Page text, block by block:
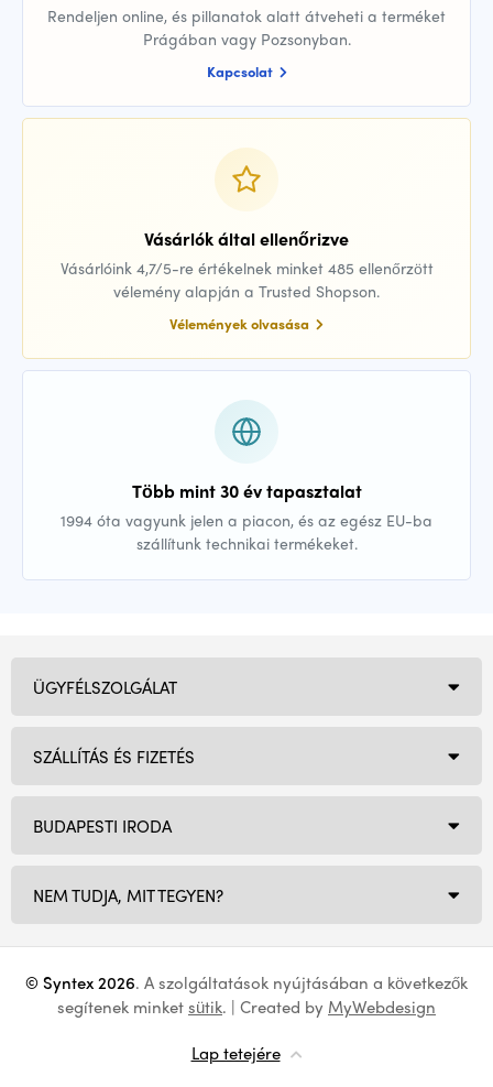
Rendeljen online, és pillanatok alatt átveheti a terméket
Prágában vagy Pozsonyban.
Kapcsolat
Vásárlók által ellenőrizve
Vásárlóink 4,7/5-re értékelnek minket 485 ellenőrzött
vélemény alapján a Trusted Shopson.
Vélemények olvasása
Több mint 30 év tapasztalat
1994 óta vagyunk jelen a piacon, és az egész EU-ba
szállítunk technikai termékeket.
BUDAPESTI IRODA
NEM TUDJA, MIT TEGYEN?
ÜGYFÉLSZOLGÁLAT
SZÁLLÍTÁS ÉS FIZETÉS
© Syntex 2026. A szolgáltatások nyújtásában a következők
segítenek minketsütik. | Created by MyWebdesign
Lap tetejére